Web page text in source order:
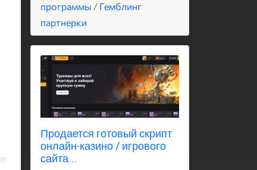
программы / Гемблинг
партнерки
Продается готовый скрипт
онлайн-казино / игрового
сайта...